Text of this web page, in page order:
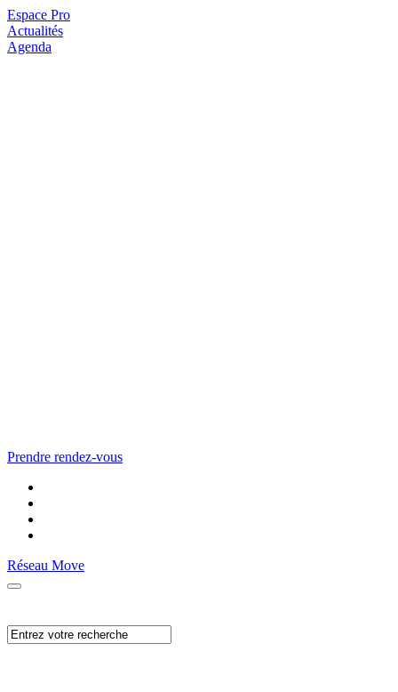
Espace Pro
Actualités
Agenda
Prendre rendez-vous
Réseau Move